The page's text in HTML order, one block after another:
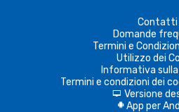
Contatti
Domande
Termini e
Utilizzo dei
Informativa
Termini e condizioni dei
d Versione
A App per